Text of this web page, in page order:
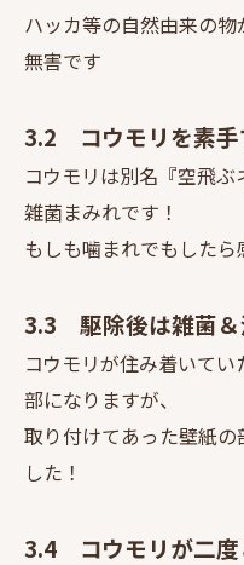
ハッカ等の自然由来の
無害です
3.2 コウモリを素手
コウモリは別名『空飛
雑菌まみれです！
もしも噛まれでもしたら
3.3 駆除後は雑菌＆
コウモリが住み着いて
部になりますが、
取り付けてあった壁紙
した！
3.4 コウモリが二度